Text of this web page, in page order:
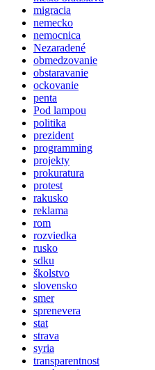
migracia
nemecko
nemocnica
Nezaradené
obmedzovanie
obstaravanie
ockovanie
penta
Pod lampou
politika
prezident
programming
projekty
prokuratura
protest
rakusko
reklama
rom
rozviedka
rusko
sdku
školstvo
slovensko
smer
sprenevera
stat
strava
syria
transparentnost